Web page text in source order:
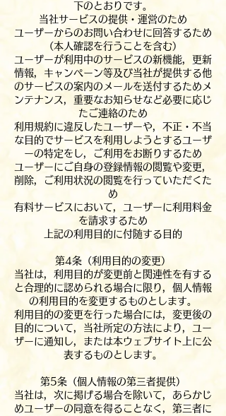
下のとおりです。
当社サービスの提供・運営のため
ユーザーからのお問い合わせに回答するため
（本人確認を行うことを含む）
ユーザーが利用中のサービスの新機能，更新
情報，キャンペーン等及び当社が提供する他
のサービスの案内のメールを送付するためメ
ンテナンス，重要なお知らせなど必要に応じ
たご連絡のため
利用規約に違反したユーザーや，不正・不当
な目的でサービスを利用しようとするユーザ
ーの特定をし，ご利用をお断りするため
ユーザーにご自身の登録情報の閲覧や変更，
削除，ご利用状況の閲覧を行っていただくた
め
有料サービスにおいて，ユーザーに利用料金
を請求するため
上記の利用目的に付随する目的
第4条（利用目的の変更）
当社は，利用目的が変更前と関連性を有する
と合理的に認められる場合に限り，個人情報
の利用目的を変更するものとします。
利用目的の変更を行った場合には，変更後の
目的について，当社所定の方法により，ユー
ザーに通知し，または本ウェブサイト上に公
表するものとします。
第5条（個人情報の第三者提供）
当社は，次に掲げる場合を除いて，あらかじ
めユーザーの同意を得ることなく，第三者に